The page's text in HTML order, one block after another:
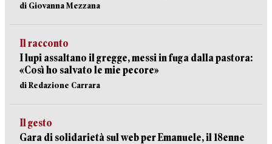
di Giovanna Mezzana
Il racconto
I lupi assaltano il gregge, messi in fuga dalla pastora:
«Così ho salvato le mie pecore»
di Redazione Carrara
Il gesto
Gara di solidarietà sul web per Emanuele, il 18enne